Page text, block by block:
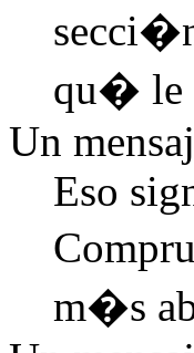
qu� le
Un
Eso
m�s